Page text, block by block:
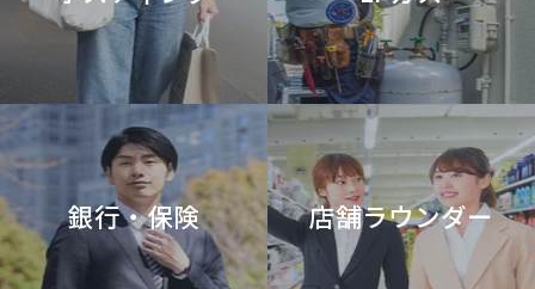
銀行・保険 店舗ラウンダー